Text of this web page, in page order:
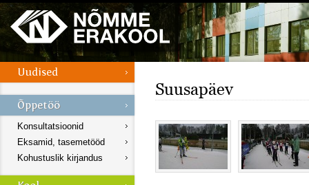
Konsultatsioonid
Eksamid, tasemetööd
Kohustuslik kirjandus
Suusapäev